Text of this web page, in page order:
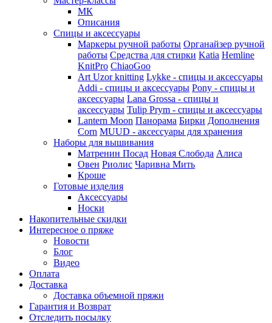
МК
Описания
Спицы и аксессуары
Маркеры ручной работы Органайзер ручной
работы Средства для стирки Katia Hemline
KnitPro ChiaoGoo
Art Uzor knitting Lykke - спицы и аксессуары
Addi - спицы и аксессуары Pony - спицы и
аксессуары Lana Grossa - спицы и
аксессуары Tulip Prym - спицы и аксессуары
Lantern Moon Панорама Бирки Дополнения
Corn MUUD - аксессуары для хранения
Наборы для вышивания
Матренин Посад Новая Слобода Алиса
Овен Риолис Чаривна Мить
Кроше
Готовые изделия
Аксессуары
Носки
Накопительные скидки
Интересное о пряже
Новости
Блог
Видео
Оплата
Доставка
Доставка объемной пряжи
Гарантия и Возврат
Отследить посылку